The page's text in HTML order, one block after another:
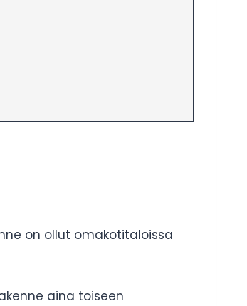
on ollut omakotitaloissa
aina toiseen